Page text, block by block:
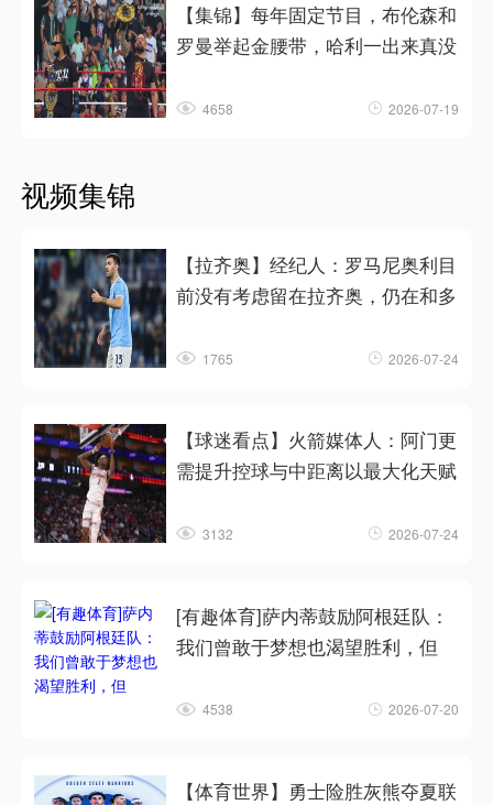
【集锦】每年固定节目，布伦森和
罗曼举起金腰带，哈利一出来真没
4658 2026-07-19
视频集锦
【拉齐奥】经纪人：罗马尼奥利目
前没有考虑留在拉齐奥，仍在和多
1765 2026-07-24
【球迷看点】火箭媒体人：阿门更
需提升控球与中距离以最大化天赋
3132 2026-07-24
[有趣体育]萨内蒂鼓励阿根廷队：
我们曾敢于梦想也渴望胜利，但
4538 2026-07-20
【体育世界】勇士险胜灰熊夺夏联